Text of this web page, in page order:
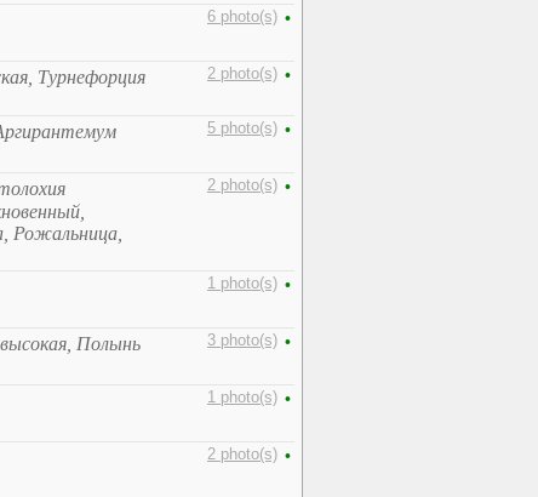
6 photo(s) •
Турнефорция
2 photo(s) •
5 photo(s) •
Рожальница,
2 photo(s) •
1 photo(s) •
Полынь
3 photo(s) •
1 photo(s) •
2 photo(s) •